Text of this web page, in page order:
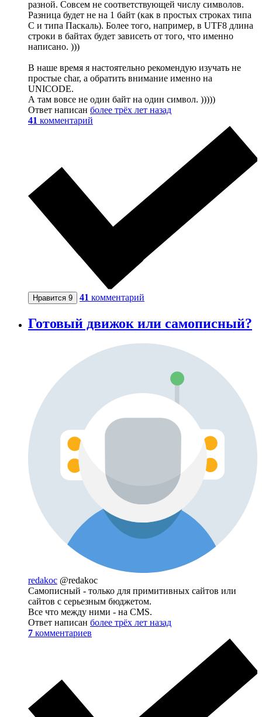
разной. Совсем не соответствующей числу символов.
Разница будет не на 1 байт (как в простых строках типа
С и типа Паскаль). Более того, например, в UTF8 длина
строки в байтах будет зависеть от того, что именно
написано. )))
В наше время я настоятельно рекомендую изучать не
простые char, а обратить внимание именно на
UNICODE.
А там вовсе не один байт на один символ. )))))
Ответ написан более трёх лет назад
41 комментарий
Нравится 9 41 комментарий
Готовый движок или самописный?
redakoc @redakoc
Самописный - только для примитивных сайтов или
сайтов с серьезным бюджетом.
Все что между ними - на CMS.
Ответ написан более трёх лет назад
7 комментариев